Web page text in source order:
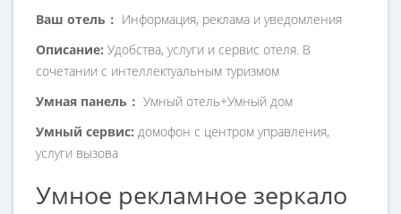
Ваш отель： Информация, реклама и уведомления
Описание: Удобства, услуги и сервис отеля. В
сочетании с интеллектуальным туризмом
Умная панель： Умный отель+Умный дом
Умный сервис: домофон с центром управления,
услуги вызова
Умное рекламное зеркало